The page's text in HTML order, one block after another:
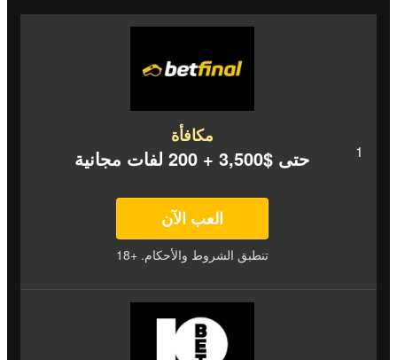
مكافأة
حتى $3,500 + 200 لفات مجانية
العب الآن
تنطبق الشروط والأحكام. +18